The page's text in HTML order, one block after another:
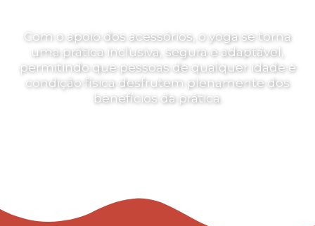
Com o apoio dos acessórios, o yoga se torna
uma prática inclusiva, segura e adaptável,
permitindo que pessoas de qualquer idade e
condição física desfrutem plenamente dos
benefícios da prática.